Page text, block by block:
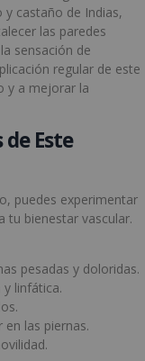
castaño de Indias,
las paredes
sensación de
regular de este
y a mejorar la
Este
puedes experimentar
tu bienestar vascular.
pesadas y doloridas.
linfática.
las piernas.